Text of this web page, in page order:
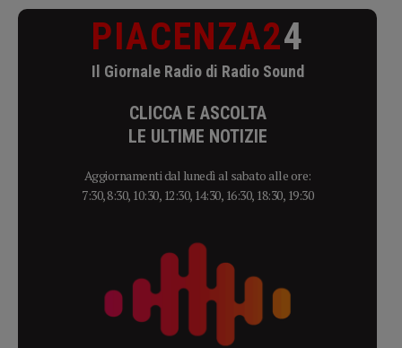
PIACENZA24
Il Giornale Radio di Radio Sound
CLICCA E ASCOLTA
LE ULTIME NOTIZIE
Aggiornamenti dal lunedì al sabato alle ore:
7:30, 8:30, 10:30, 12:30, 14:30, 16:30, 18:30, 19:30